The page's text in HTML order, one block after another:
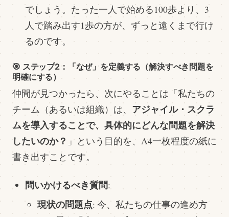
でしょう。たった一人で始める100歩より、3
人で踏み出す1歩の方が、ずっと遠くまで行け
るのです。
🎯 ステップ2：「なぜ」を定義する（解決すべき問題を
明確にする）
仲間が見つかったら、次にやることは「私たちの
チーム（あるいは組織）は、 アジャイル・スクラ
ムを導入することで、具体的にどんな問題を解決
したいのか？ 」という目的を、A4一枚程度の紙に
書き出すことです。
問いかけるべき質問:
現状の問題点: 今、私たちの仕事の進め方